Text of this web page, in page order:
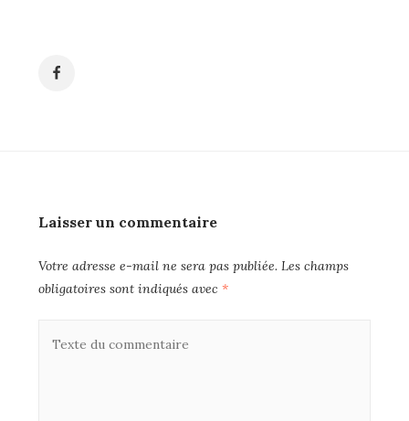
Laisser un commentaire
Votre adresse e-mail ne sera pas publiée. Les champs
obligatoires sont indiqués avec *